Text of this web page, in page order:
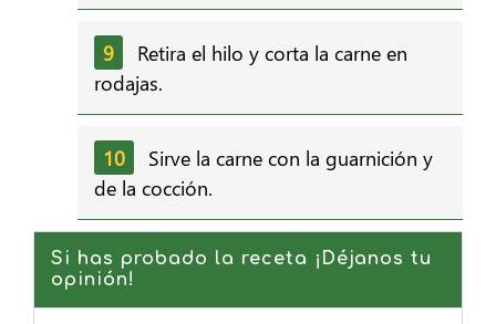
Retira el hilo y corta la carne en
rodajas.
Sirve la carne con la guarnición y
de la cocción.
Si has probado la receta ¡Déjanos tu
opinión!